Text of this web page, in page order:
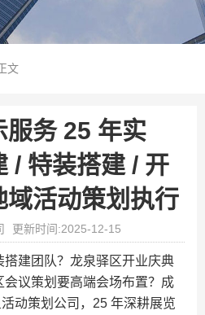
文
服务 25 年实
/ 特装搭建 / 开
域活动策划执行
更新时间:2025-12-15
建团队？龙泉驿区开业庆典
议策划要高端会场布置？成
动策划公司，25 年深耕展览